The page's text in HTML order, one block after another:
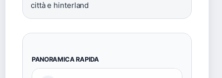
città e hinterland
PANORAMICA RAPIDA